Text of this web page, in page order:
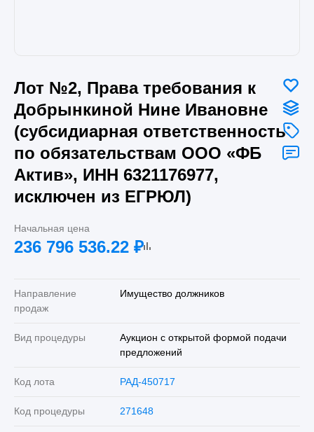
Лот №2, Права требования к
Добрынкиной Нине Ивановне
(субсидиарная ответственность
по обязательствам ООО «ФБ
Актив», ИНН 6321176977,
исключен из ЕГРЮЛ)
Начальная цена
236 796 536.22 ₽
Направление
продаж
Имущество должников
Вид процедуры
Аукцион с открытой формой подачи
предложений
Код лота РАД-450717
Код процедуры 271648